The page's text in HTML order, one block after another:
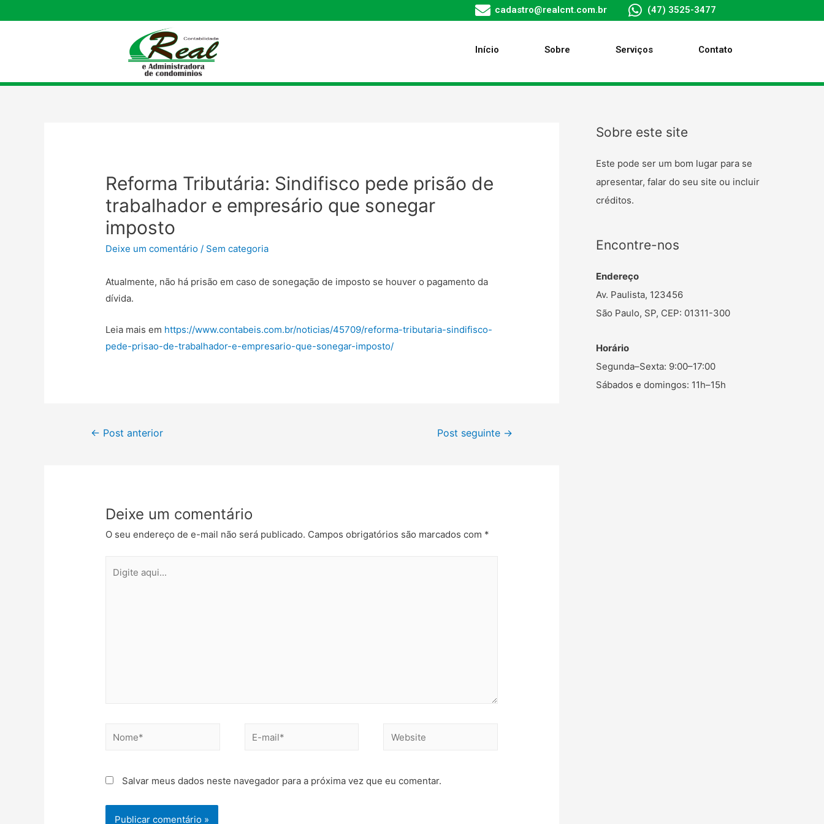
cadastro@realcnt.com.br (47) 3525-3477
Início Sobre Serviços Contato
Reforma Tributária: Sindifisco pede prisão de
trabalhador e empresário que sonegar
imposto
Deixe um comentário / Sem categoria
Atualmente, não há prisão em caso de sonegação de imposto se houver o pagamento da
dívida.
Leia mais em https://www.contabeis.com.br/noticias/45709/reforma-tributaria-sindifisco-
pede-prisao-de-trabalhador-e-empresario-que-sonegar-imposto/
← Post anterior Post seguinte →
Deixe um comentário
O seu endereço de e-mail não será publicado. Campos obrigatórios são marcados com *
Salvar meus dados neste navegador para a próxima vez que eu comentar.
Sobre este site
Este pode ser um bom lugar para se
apresentar, falar do seu site ou incluir
créditos.
Encontre-nos
Endereço
Av. Paulista, 123456
São Paulo, SP, CEP: 01311-300
Horário
Segunda–Sexta: 9:00–17:00
Sábados e domingos: 11h–15h